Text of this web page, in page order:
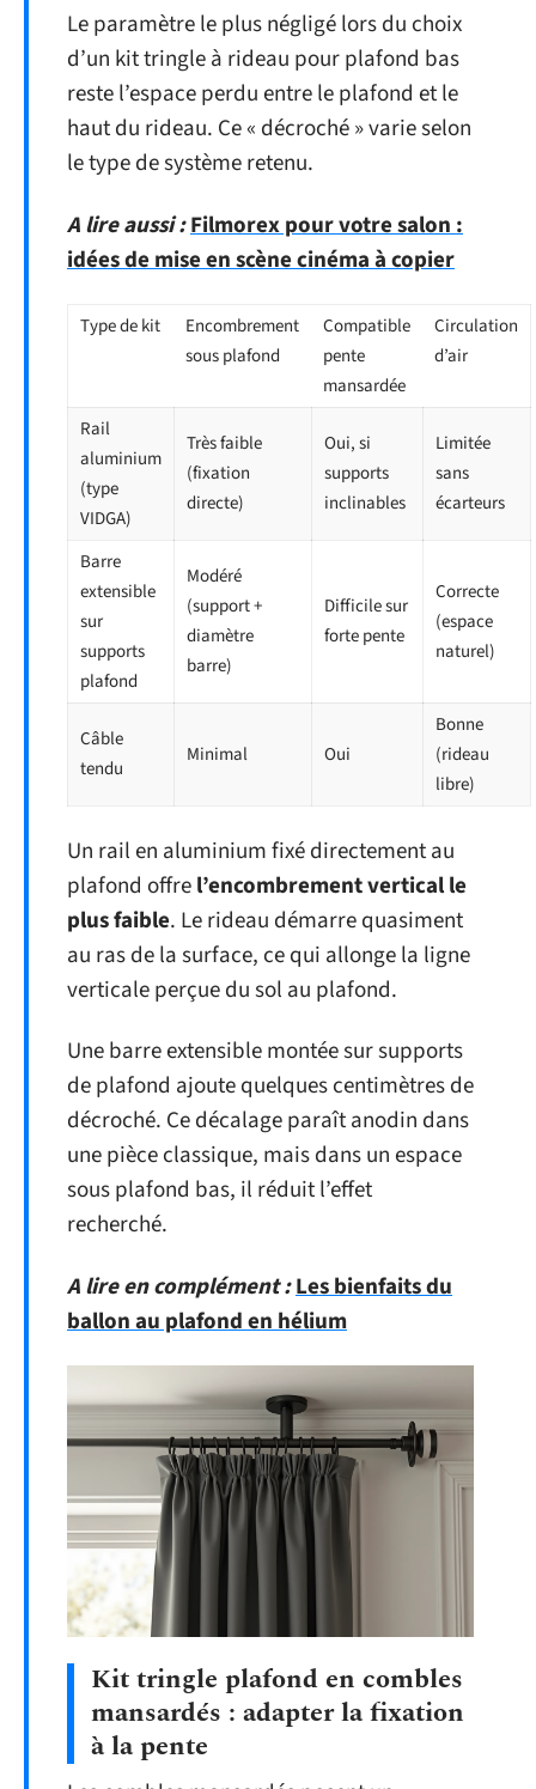
Le paramètre le plus négligé lors du choix
d’un kit tringle à rideau pour plafond bas
reste l’espace perdu entre le plafond et le
haut du rideau. Ce « décroché » varie selon
le type de système retenu.
A lire aussi :Filmorex pour votre salon :
idées de mise en scène cinéma à copier
Type de kit
Encombrement
sous plafond
Compatible
pente
mansardée
Circulation
d’air
Rail
aluminium
(type
VIDGA)
Très faible
(fixation
directe)
Oui, si
supports
inclinables
Limitée
sans
écarteurs
Barre
extensible
sur
supports
plafond
Modéré
(support +
diamètre
barre)
Difficile sur
forte pente
Correcte
(espace
naturel)
Câble
tendu
Minimal Oui
Bonne
(rideau
libre)
Un rail en aluminium fixé directement au
plafond offrel’encombrement vertical le
plus faible. Le rideau démarre quasiment
au ras de la surface, ce qui allonge la ligne
verticale perçue du sol au plafond.
Une barre extensible montée sur supports
de plafond ajoute quelques centimètres de
décroché. Ce décalage paraît anodin dans
une pièce classique, mais dans un espace
sous plafond bas, il réduit l’effet
recherché.
A lire en complément :Les bienfaits du
ballon au plafond en hélium
Kit tringle plafond en combles
mansardés : adapter la fixation
à la pente